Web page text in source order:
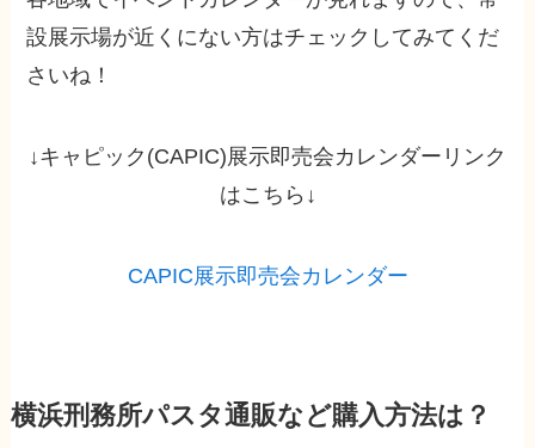
設展示場が近くにない方はチェックしてみてくだ
さいね！
↓キャピック(CAPIC)展示即売会カレンダーリンク
はこちら↓
CAPIC展示即売会カレンダー
横浜刑務所パスタ通販など購入方法は？